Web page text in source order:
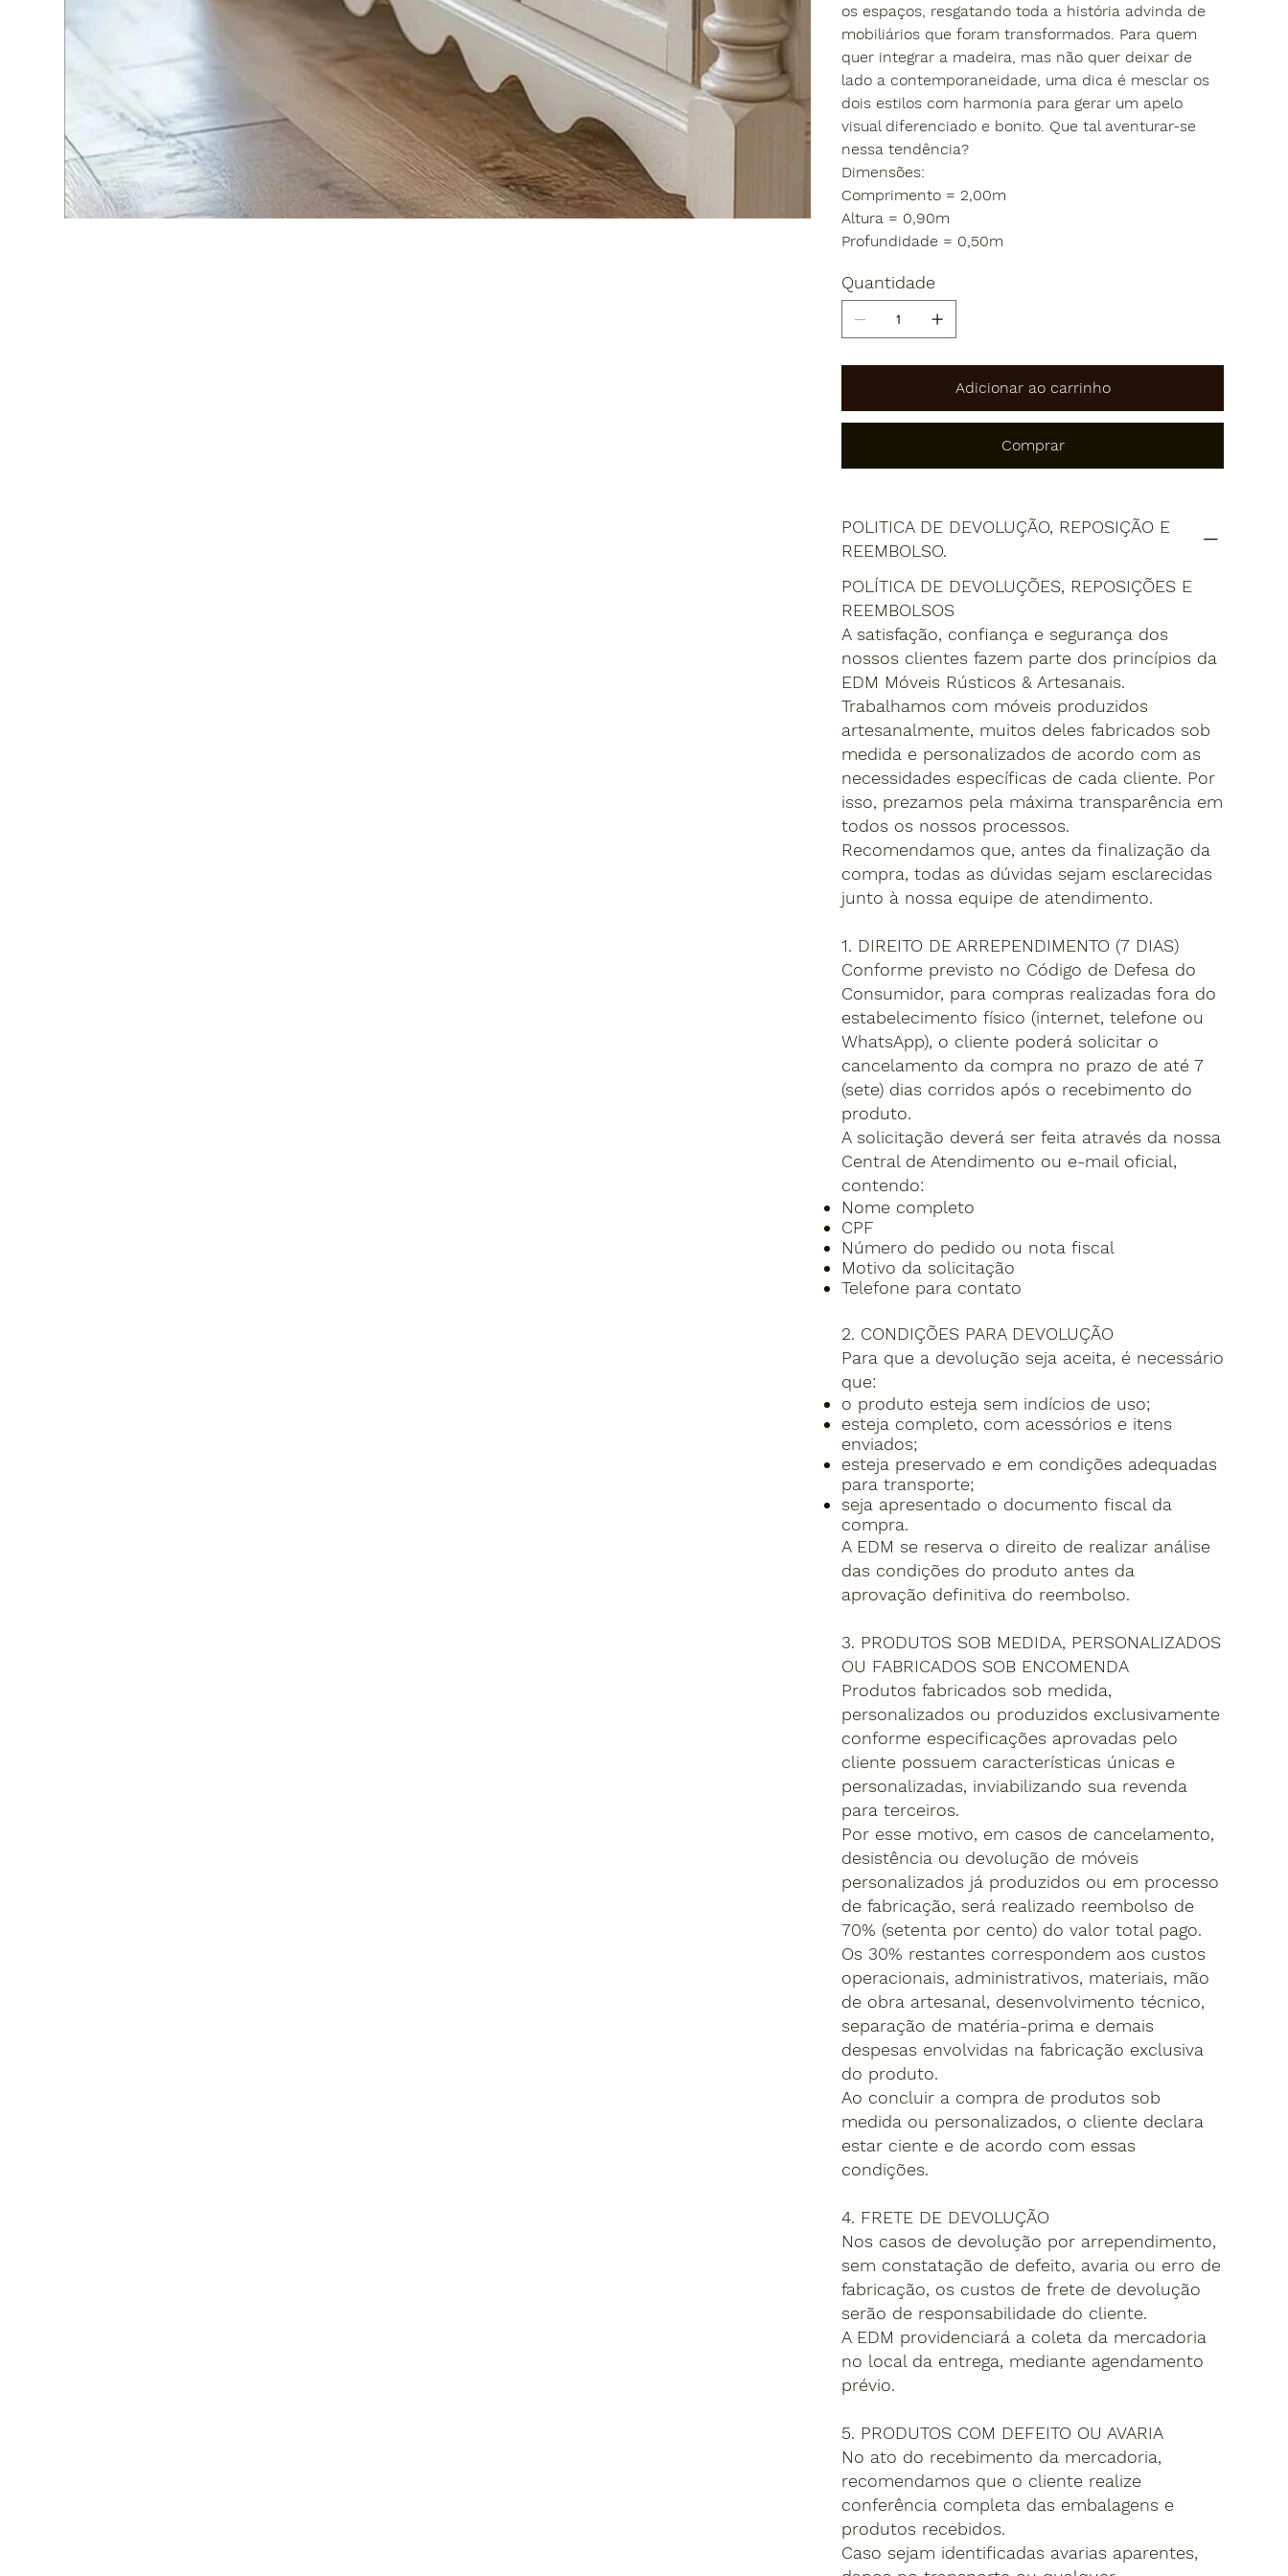
os espaços, resgatando toda a história advinda de
mobiliários que foram transformados. Para quem
quer integrar a madeira, mas não quer deixar de
lado a contemporaneidade, uma dica é mesclar os
dois estilos com harmonia para gerar um apelo
visual diferenciado e bonito. Que tal aventurar-se
nessa tendência?
Dimensões:
Comprimento = 2,00m
Altura = 0,90m
Profundidade = 0,50m
Quantidade
Adicionar ao carrinho
Comprar
POLITICA DE DEVOLUÇÃO, REPOSIÇÃO E
REEMBOLSO.
POLÍTICA DE DEVOLUÇÕES, REPOSIÇÕES E
REEMBOLSOS
A satisfação, confiança e segurança dos
nossos clientes fazem parte dos princípios da
EDM Móveis Rústicos & Artesanais.
Trabalhamos com móveis produzidos
artesanalmente, muitos deles fabricados sob
medida e personalizados de acordo com as
necessidades específicas de cada cliente. Por
isso, prezamos pela máxima transparência em
todos os nossos processos.
Recomendamos que, antes da finalização da
compra, todas as dúvidas sejam esclarecidas
junto à nossa equipe de atendimento.
1. DIREITO DE ARREPENDIMENTO (7 DIAS)
Conforme previsto no Código de Defesa do
Consumidor, para compras realizadas fora do
estabelecimento físico (internet, telefone ou
WhatsApp), o cliente poderá solicitar o
cancelamento da compra no prazo de até 7
(sete) dias corridos após o recebimento do
produto.
A solicitação deverá ser feita através da nossa
Central de Atendimento ou e-mail oficial,
contendo:
Nome completo
CPF
Número do pedido ou nota fiscal
Motivo da solicitação
Telefone para contato
2. CONDIÇÕES PARA DEVOLUÇÃO
Para que a devolução seja aceita, é necessário
que:
o produto esteja sem indícios de uso;
esteja completo, com acessórios e itens
enviados;
esteja preservado e em condições adequadas
para transporte;
seja apresentado o documento fiscal da
compra.
A EDM se reserva o direito de realizar análise
das condições do produto antes da
aprovação definitiva do reembolso.
3. PRODUTOS SOB MEDIDA, PERSONALIZADOS
OU FABRICADOS SOB ENCOMENDA
Produtos fabricados sob medida,
personalizados ou produzidos exclusivamente
conforme especificações aprovadas pelo
cliente possuem características únicas e
personalizadas, inviabilizando sua revenda
para terceiros.
Por esse motivo, em casos de cancelamento,
desistência ou devolução de móveis
personalizados já produzidos ou em processo
de fabricação, será realizado reembolso de
70% (setenta por cento) do valor total pago.
Os 30% restantes correspondem aos custos
operacionais, administrativos, materiais, mão
de obra artesanal, desenvolvimento técnico,
separação de matéria-prima e demais
despesas envolvidas na fabricação exclusiva
do produto.
Ao concluir a compra de produtos sob
medida ou personalizados, o cliente declara
estar ciente e de acordo com essas
condições.
4. FRETE DE DEVOLUÇÃO
Nos casos de devolução por arrependimento,
sem constatação de defeito, avaria ou erro de
fabricação, os custos de frete de devolução
serão de responsabilidade do cliente.
A EDM providenciará a coleta da mercadoria
no local da entrega, mediante agendamento
prévio.
5. PRODUTOS COM DEFEITO OU AVARIA
No ato do recebimento da mercadoria,
recomendamos que o cliente realize
conferência completa das embalagens e
produtos recebidos.
Caso sejam identificadas avarias aparentes,